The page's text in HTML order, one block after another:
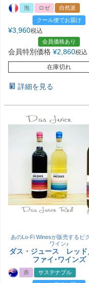
泡 ロゼ
自然派
クール便でお届け
¥3,960税込
会員価格あり
会員特別価格 ¥2,860税込
在庫切れ
詳細を見る
あのLo-Fi Winesが販売するピ
ワイン♪
ダス・ジュース レッド
ファイ･ワインズ
赤
サステナブル